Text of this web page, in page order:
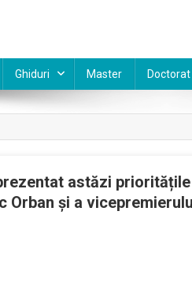
Ghiduri Master Doctorat
astăzi
și a